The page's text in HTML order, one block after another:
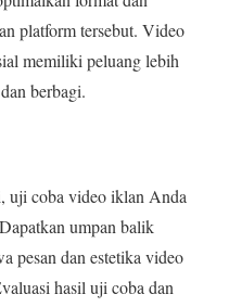
platform tersebut. Video
memiliki peluang lebih
berbagi.
uji coba video iklan Anda
umpan balik
pesan dan estetika video
hasil uji coba dan